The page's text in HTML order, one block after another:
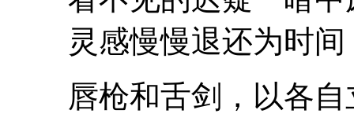
灵感慢慢退还为时间
唇枪和舌剑，以各自